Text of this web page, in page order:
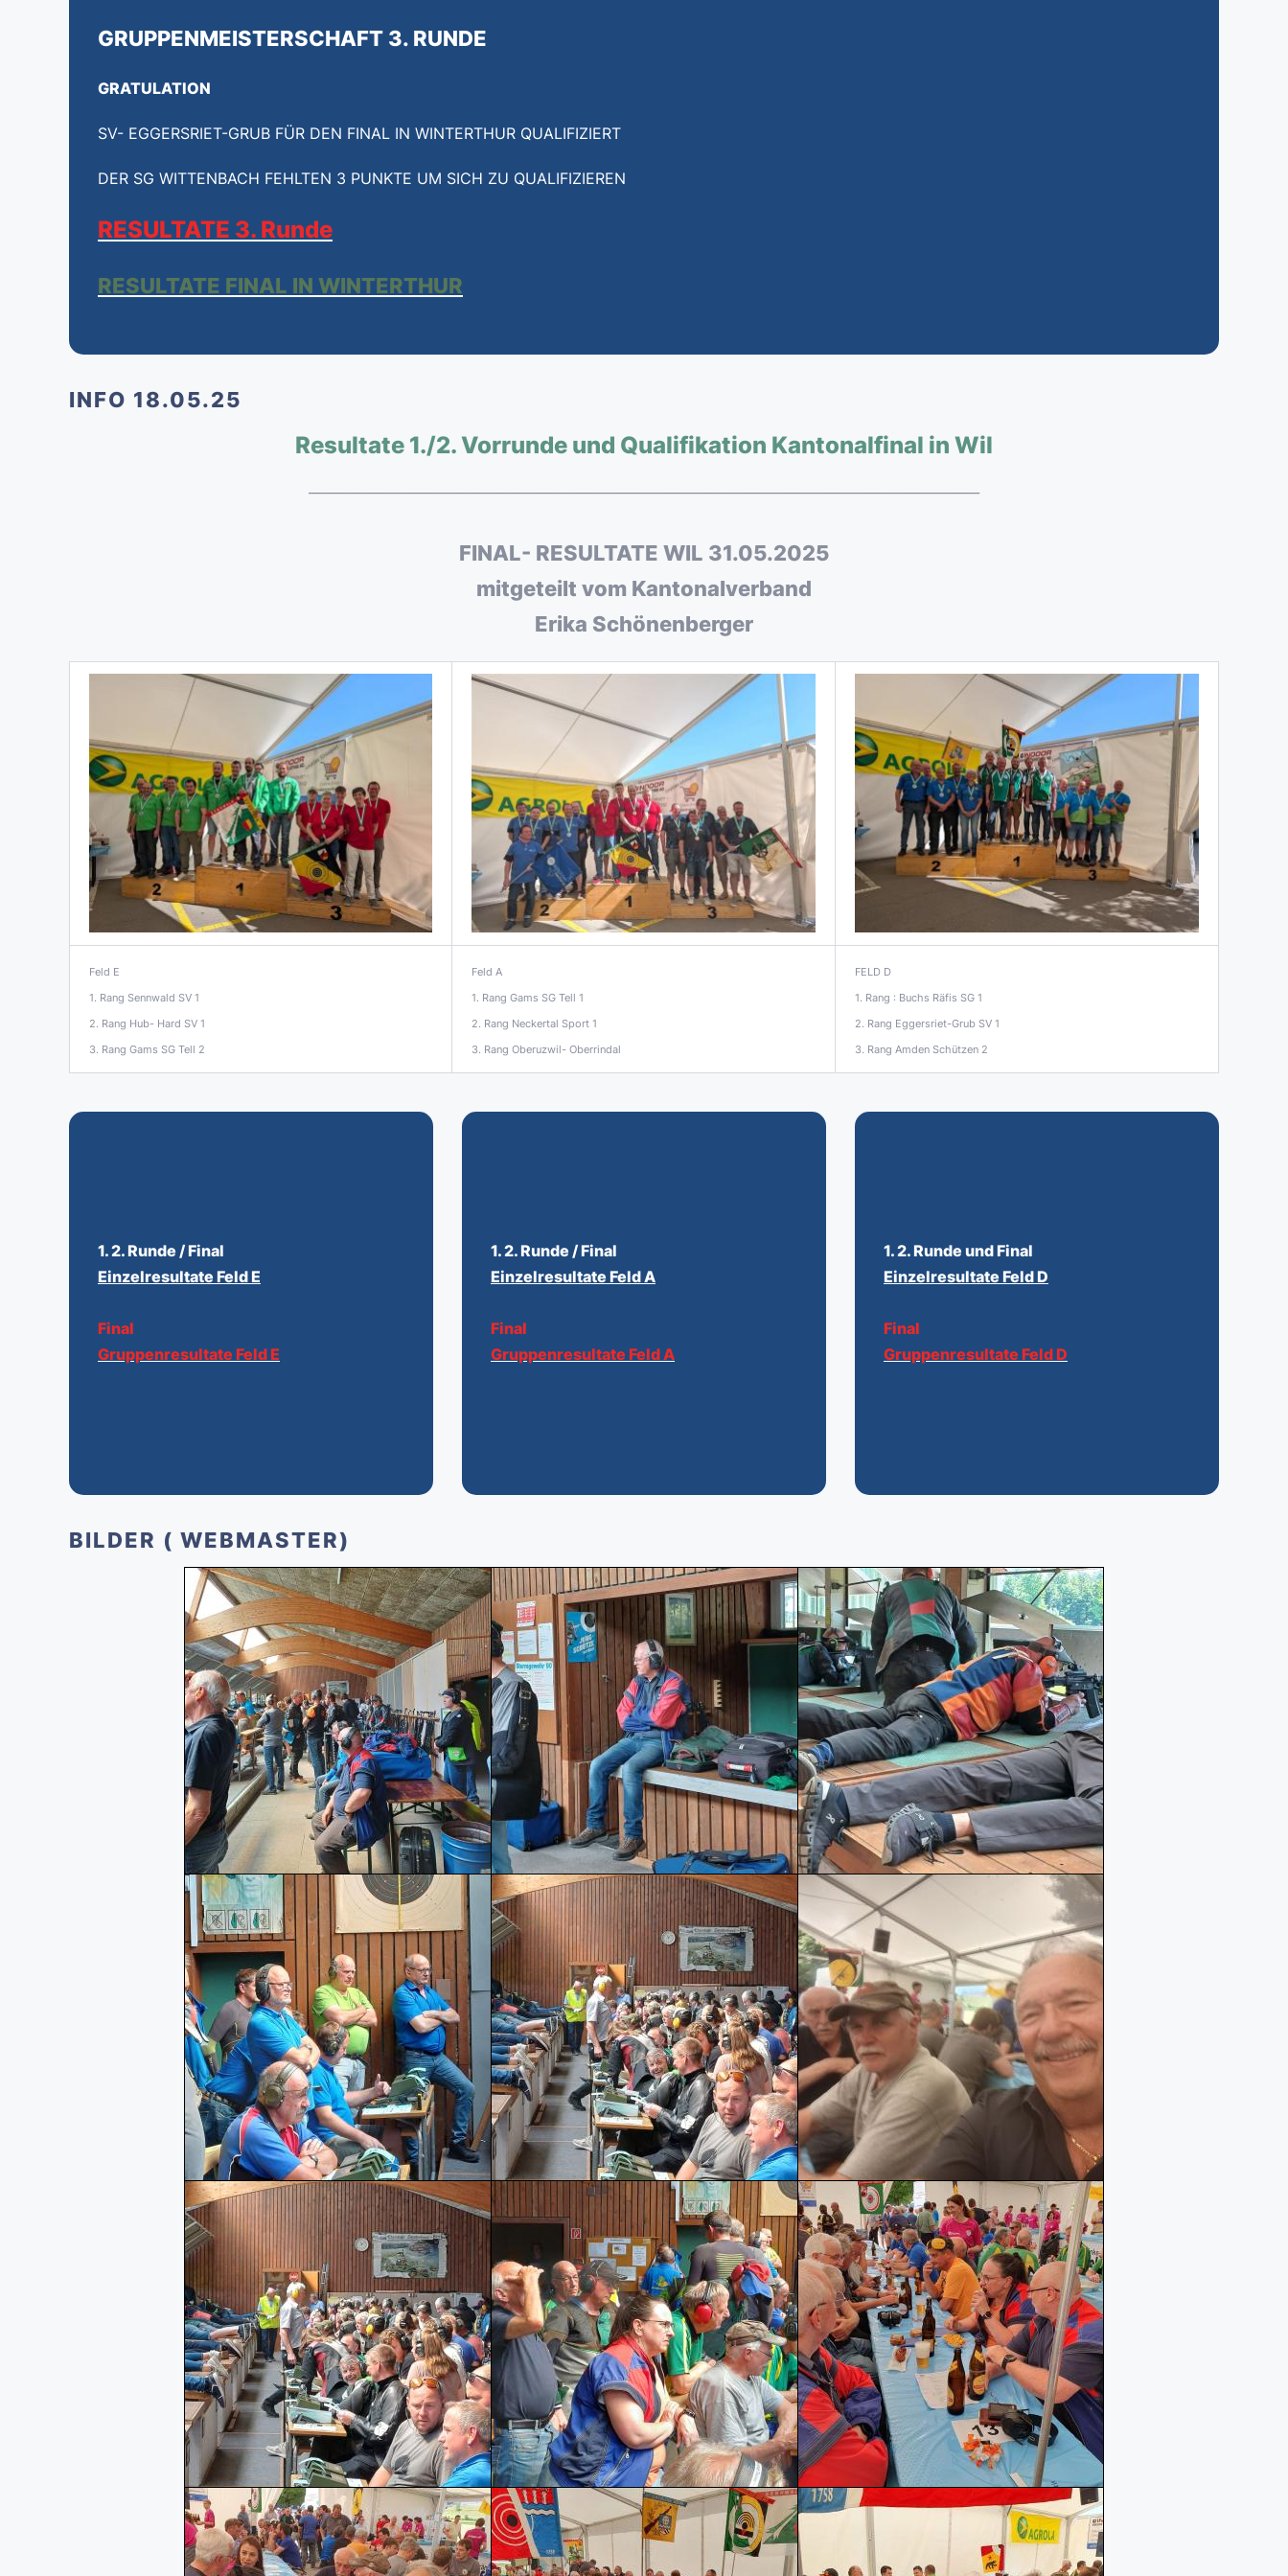
GRUPPENMEISTERSCHAFT 3. RUNDE
GRATULATION
SV- EGGERSRIET-GRUB FÜR DEN FINAL IN WINTERTHUR QUALIFIZIERT
DER SG WITTENBACH FEHLTEN 3 PUNKTE UM SICH ZU QUALIFIZIEREN
RESULTATE 3. Runde
RESULTATE FINAL IN WINTERTHUR
INFO 18.05.25
Resultate 1./2. Vorrunde und Qualifikation Kantonalfinal in Wil
FINAL- RESULTATE WIL 31.05.2025
mitgeteilt vom Kantonalverband
Erika Schönenberger
Feld E
1. Rang Sennwald SV 1
2. Rang Hub- Hard SV 1
3. Rang Gams SG Tell 2
Feld A
1. Rang Gams SG Tell 1
2. Rang Neckertal Sport 1
3. Rang Oberuzwil- Oberrindal
FELD D
1. Rang : Buchs Räfis SG 1
2. Rang Eggersriet-Grub SV 1
3. Rang Amden Schützen 2
1. 2. Runde /Final
Einzelresultate Feld E
Final
Gruppenresultate Feld E
1. 2. Runde /Final
Einzelresultate FeldA
Final
Gruppenresultate Feld A
1. 2. Runde und Final
Einzelresultate Feld D
Final
Gruppenresultate Feld D
BILDER ( WEBMASTER)
Mehr erfahren Mehr erfahren
Mehr erfahren Mehr erfahren
Mehr erfahren Mehr erfahren